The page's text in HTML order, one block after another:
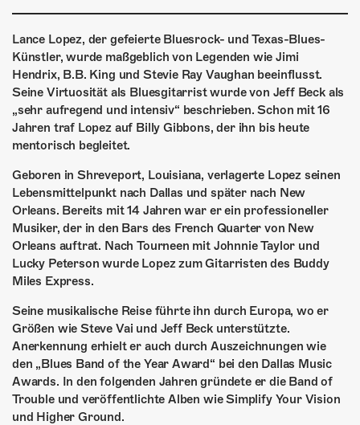
KONTAKT
ÜBER UNS
GÖNNEREI
SHOP
MITMACHEN
Lance Lopez, der gefeierte Bluesrock- und Texas-Blues-
Künstler, wurde maßgeblich von Legenden wie Jimi
Hendrix, B.B. King und Stevie Ray Vaughan beeinflusst.
Seine Virtuosität als Bluesgitarrist wurde von Jeff Beck als
„sehr aufregend und intensiv“ beschrieben. Schon mit 16
Jahren traf Lopez auf Billy Gibbons, der ihn bis heute
mentorisch begleitet.
Geboren in Shreveport, Louisiana, verlagerte Lopez seinen
Lebensmittelpunkt nach Dallas und später nach New
Orleans. Bereits mit 14 Jahren war er ein professioneller
Musiker, der in den Bars des French Quarter von New
Orleans auftrat. Nach Tourneen mit Johnnie Taylor und
Lucky Peterson wurde Lopez zum Gitarristen des Buddy
Miles Express.
Seine musikalische Reise führte ihn durch Europa, wo er
Größen wie Steve Vai und Jeff Beck unterstützte.
Anerkennung erhielt er auch durch Auszeichnungen wie
den „Blues Band of the Year Award“ bei den Dallas Music
Awards. In den folgenden Jahren gründete er die Band of
Trouble und veröffentlichte Alben wie Simplify Your Vision
und Higher Ground.